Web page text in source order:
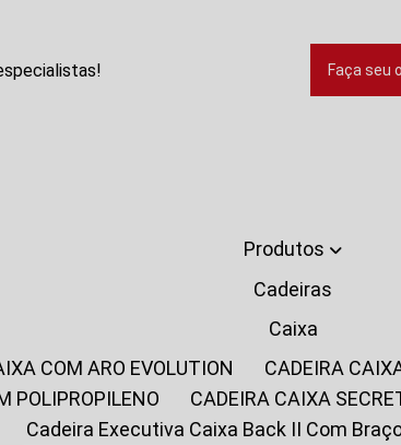
Faça seu
Produtos
Cadeiras
Caixa
COM ARO EVOLUTION
CADEIRA
POLIPROPILENO
CADEIRA CAIXA
Cadeira Executiva Caixa Back II Com